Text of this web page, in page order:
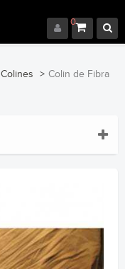
0
Colines > Colin de Fibra